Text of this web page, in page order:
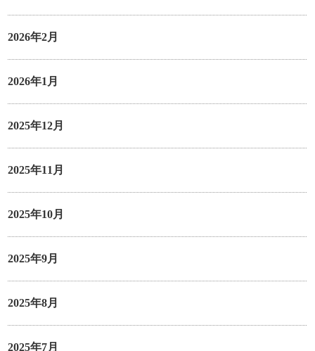
2026年2月
2026年1月
2025年12月
2025年11月
2025年10月
2025年9月
2025年8月
2025年7月